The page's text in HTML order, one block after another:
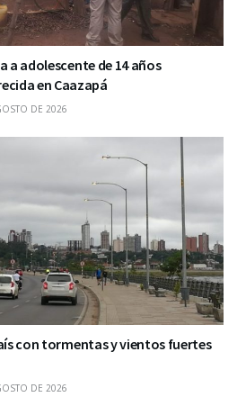
a adolescente de 14 años
en Caazapá
DE 2026
con tormentas y vientos fuertes
DE 2026